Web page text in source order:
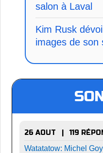
salon à Laval
Kim Rusk
images de son
26 AOUT | 119
Watatatow: Michel